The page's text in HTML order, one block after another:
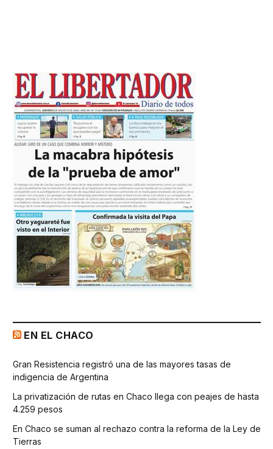
EN EL CHACO
Gran Resistencia registró una de las mayores tasas de
indigencia de Argentina
La privatización de rutas en Chaco llega con peajes de hasta
4.259 pesos
En Chaco se suman al rechazo contra la reforma de la Ley de
Tierras